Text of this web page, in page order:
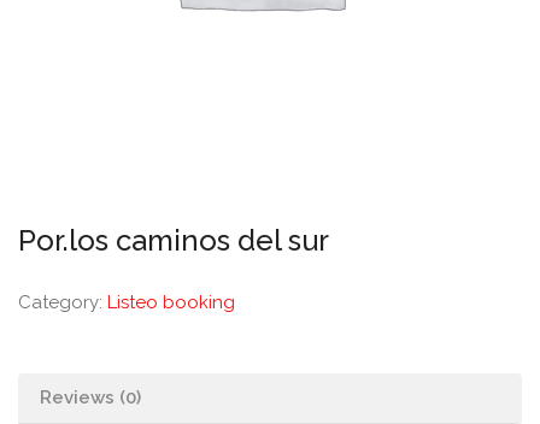
Por.los caminos del sur
Category: Listeo booking
Reviews (0)